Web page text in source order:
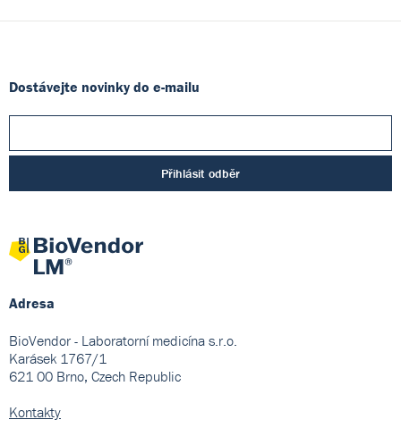
Dostávejte novinky do e-mailu
Přihlásit odběr
Adresa
BioVendor - Laboratorní medicína s.r.o.
Karásek 1767/1
621 00 Brno, Czech Republic
Kontakty